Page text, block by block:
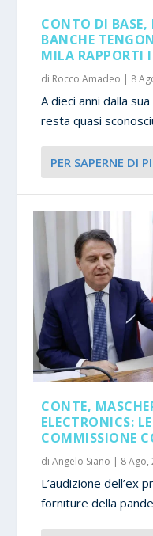
CONTO DI BASE,
BANCHE
MILA RAPPORTI
di Rocco Amadeo | 8
A dieci anni dalla
resta quasi
PER SAPERNE DI
CONTE,
ELECTRONICS:
COMMISSIONE
diAngelo Siano | 8 Ago,
L’audizione dell’ex
forniture della